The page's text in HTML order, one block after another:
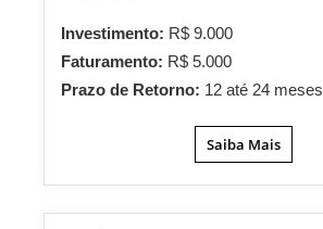
Investimento: R$ 9.000
Faturamento: R$ 5.000
Prazo de Retorno: 12 até 24 meses
Saiba Mais